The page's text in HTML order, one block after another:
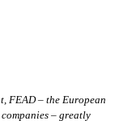
FEAD – the European
– greatly